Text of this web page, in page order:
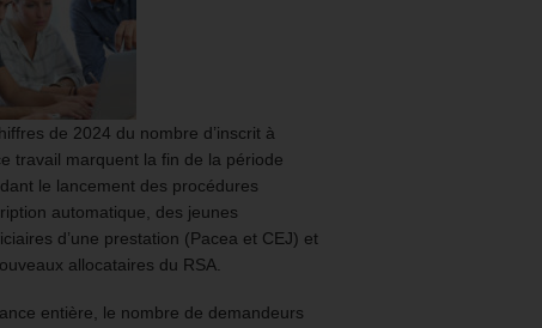
de 2024 du nombre d’inscrit à
travail marquent la fin de la période
le lancement des procédures
automatique, des jeunes
d’une prestation (Pacea et CEJ) et
allocataires du RSA.
entière, le nombre de demandeurs